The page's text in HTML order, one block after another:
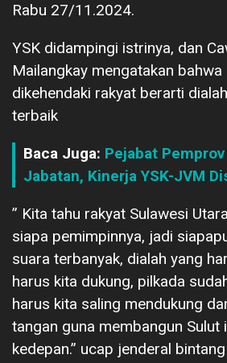
Rabu 27/11.2024.
YSK didampingi istrinya, dan
Mailangkay mengatakan
dikehendaki rakyat berarti
terbaik
Baca Juga: Pejabat
Jabatan, Kinerja YSK-JVM
” Kita tahu rakyat Sulawesi
siapa pemimpinnya, jadi
suara terbanyak, dialah yang
harus kita dukung, pilkada
harus kita saling mendukung
tangan guna membangun Sulut
kedepan.” ucap jenderal